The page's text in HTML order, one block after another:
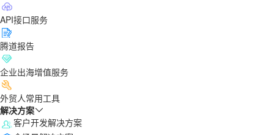
API接口服务
腾道报告
企业出海增值服务
外贸人常用工具
解决方案
客户开发解决方案